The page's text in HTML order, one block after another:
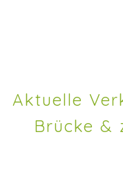
Aktuelle
Brücke &